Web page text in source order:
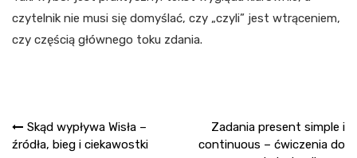
czytelnik nie musi się domyślać, czy „czyli” jest wtrąceniem,
czy częścią głównego toku zdania.
Nawigacja
Skąd wypływa Wisła –
źródła, bieg i ciekawostki
Zadania present simple i
continuous – ćwiczenia do